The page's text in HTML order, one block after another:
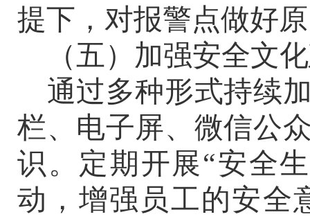
提下，对报警点做好
（五）加强安全文
通过多种形式持续
栏、电子屏、微信公
识。定期开展“安全
动，增强员工的安全